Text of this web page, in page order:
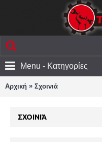
Menu - Κατηγορίες
Αρχική » Σχοινιά
ΣΧΟΙΝΙΆ